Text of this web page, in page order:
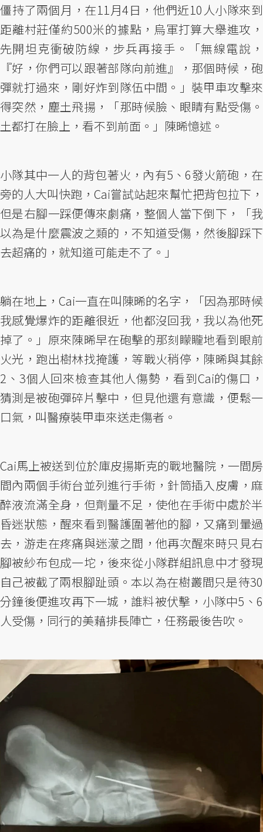
僵持了兩個月，在11月4日，他們近10人小隊來到
距離村莊僅約500米的據點，烏軍打算大舉進攻，
先開坦克衝破防線，步兵再接手。「無線電說，
『好，你們可以跟著部隊向前進』，那個時候，砲
彈就打過來，剛好炸到隊伍中間。」裝甲車攻擊來
得突然，塵土飛揚，「那時候臉、眼睛有點受傷。
土都打在臉上，看不到前面。」陳晞憶述。
小隊其中一人的背包著火，內有5、6發火箭砲，在
旁的人大叫快跑，Cai嘗試站起來幫忙把背包拉下，
但是右腳一踩便傳來劇痛，整個人當下倒下，「我
以為是什麼震波之類的，不知道受傷，然後腳踩下
去超痛的，就知道可能走不了。」
躺在地上，Cai一直在叫陳晞的名字，「因為那時候
我感覺爆炸的距離很近，他都沒回我，我以為他死
掉了。」原來陳晞早在砲擊的那刻矇矓地看到眼前
火光，跑出樹林找掩護，等戰火稍停，陳晞與其餘
2、3個人回來檢查其他人傷勢，看到Cai的傷口，
猜測是被砲彈碎片擊中，但見他還有意識，便鬆一
口氣，叫醫療裝甲車來送走傷者。
Cai馬上被送到位於庫皮揚斯克的戰地醫院，一間房
間內兩個手術台並列進行手術，針筒插入皮膚，麻
醉液流滿全身，但劑量不足，使他在手術中處於半
昏迷狀態，醒來看到醫護圍著他的腳，又痛到暈過
去，游走在疼痛與迷濛之間，他再次醒來時只見右
腳被紗布包成一坨，後來從小隊群組訊息中才發現
自己被截了兩根腳趾頭。本以為在樹叢間只是待30
分鐘後便進攻再下一城，誰料被伏擊，小隊中5、6
人受傷，同行的美藉排長陣亡，任務最後告吹。